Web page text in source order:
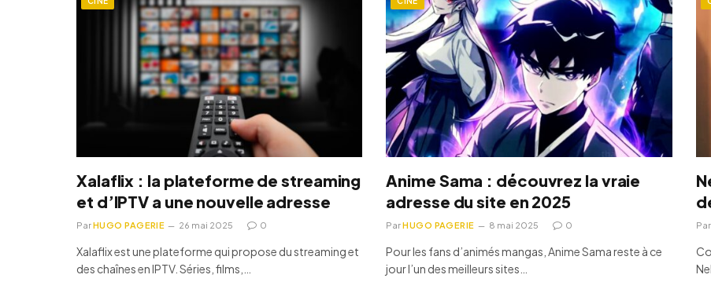
Xalaflix : la plateforme de streaming
et d’IPTV a une nouvelle adresse
ParHUGO PAGERIE 26 mai 2025 0
Xalaflix est une plateforme qui propose du streaming et
des chaînes en IPTV. Séries, films,…
Anime Sama : découvrez la vraie
adresse du site en 2025
ParHUGO PAGERIE 8 mai 2025 0
Pour les fans d’animés mangas, Anime Sama reste à ce
jour l’un des meilleurs sites…
Par